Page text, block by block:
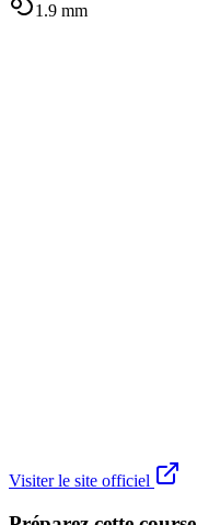
1.9 mm
Visiter le site officiel